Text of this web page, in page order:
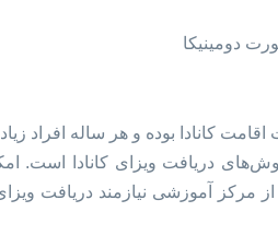
کانادا بوده و هر ساله افراد
دریافت ویزای کانادا است.
آموزشی نیازمند دریافت